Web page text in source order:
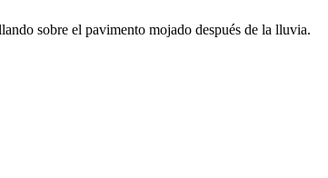
sobre el pavimento mojado después de la lluvia.